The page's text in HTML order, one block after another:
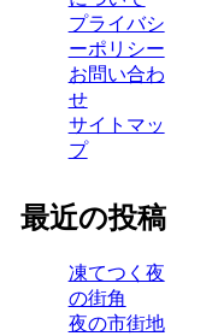
プライバシ
ーポリシー
お問い合わ
せ
サイトマッ
プ
最近の投稿
凍てつく夜
の街角
夜の市街地